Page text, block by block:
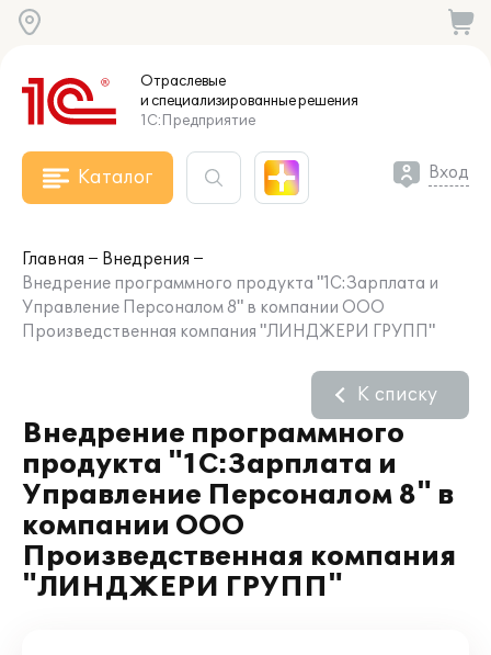
Отраслевые
и специализированныерешения
1С:Предприятие
Каталог Вход
Главная
Внедрения
Внедрение программного продукта "1С:Зарплата и
Управление Персоналом 8" в компании ООО
Произведственная компания "ЛИНДЖЕРИ ГРУПП"
Внедрение программного
продукта "1С:Зарплата и
Управление Персоналом 8" в
компании ООО
Произведственная компания
"ЛИНДЖЕРИ ГРУПП"
К списку